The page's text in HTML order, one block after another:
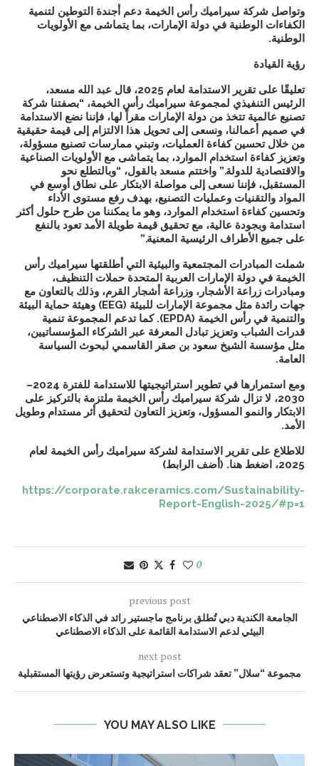
وتواصل شركة سيراميك رأس الخيمة دعم أجندة التوطين لتنمية
الكفاءات الوطنية في دولة الإمارات، بما يتماشى مع الأولويات
الوطنية.
رؤية القيادة
تعليقًا على تقرير الاستدامة لعام 2025، قال
عبد الله مسعد،
الرئيس التنفيذي لمجموعة سيراميك رأس الخيمة، “بصفتنا شركة
تصنيع عالمية تتخذ من دولة الإمارات مقراً لها، فإننا نضع الاستدامة
في صميم أعمالنا، ونسعى إلى تحويل هذا الالتزام إلى قيمة حقيقية
من خلال تحسين كفاءة العمليات، وتبني ممارسات تصنيع مسؤولة،
وتعزيز كفاءة استخدام الموارد، بما يتماشى مع الأولويات الصناعية
والاقتصادية للدولة.” واختتم مسعد بالقول، “وبالتطلع نحو
المستقبل، فإننا نسعى إلى مواصلة الابتكار على نطاق أوسع في
المواد والتقنيات وعمليات التصنيع، بهدف رفع مستوى الأداء
وتحسين كفاءة استخدام الموارد، وهو ما يمكننا من طرح حلول أكثر
استدامة وبجودة عالية، مع تحقيق قيمة طويلة الأمد تعود بالنفع
على جميع الأطراف الرئيسية المعنية.”
شملت المبادرات المجتمعية والبيئية التي أطلقتها سيراميك رأس
الخيمة في دولة الإمارات العربية المتحدة حملات التنظيف،
ومبادرات زراعة الأشجار، وزراعة أشجار القرم، وذلك بالتعاون مع
جهات رائدة مثل مجموعة الإمارات للبيئة (EEG) وهيئة حماية البيئة
والتنمية في رأس الخيمة (EPDA
).كما تدعم المجموعة تنمية
قدرات الشباب وتعزيز تبادل المعرفة عبر الشركاء المؤسساتيين،
مثل مؤسسة الشيخ سعود بن صقر القاسمي لبحوث السياسة
العامة.
ومع استمرارها في تطوير استراتيجيتها للاستدامة للفترة 2024–
2030، لا تزال شركة سيراميك رأس الخيمة ملتزمة بالتركيز على
الابتكار والنمو المسؤول، وتعزيز التعاون لتحقيق أثر مستدام وطويل
الأمد.
للاطلاع على تقرير الاستدامة لشركة سيراميك رأس الخيمة لعام
2025، اضغط هنا. (أضف الرابط)
https://corporate.rakceramics.com/Sustainability-
Report-English-2025/#p=1
0
previous post
الجامعة الكندية دبي تُطلق برنامج ماجستير رائد في الذكاء الاصطناعي
البيئي لدعم الاستدامة القائمة على الذكاء الاصطناعي
next post
مجموعة “سلال” تعقد شراكات استراتيجية وتستعرض رؤيتها المستقبلية
YOU MAY ALSO LIKE